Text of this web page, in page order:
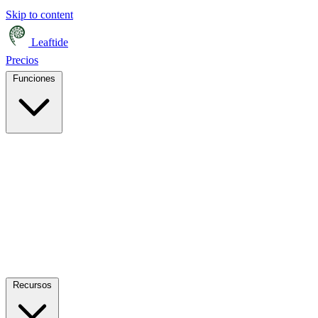
Skip to content
Leaftide
Precios